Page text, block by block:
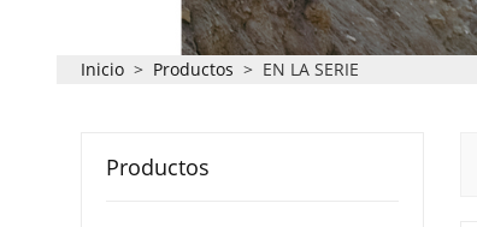
Inicio > Productos > EN LA SERIE
Productos